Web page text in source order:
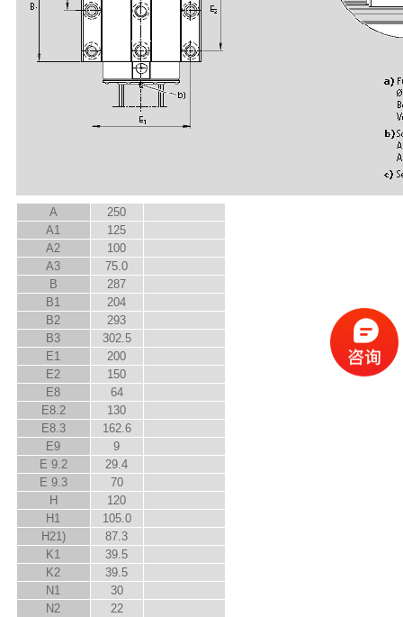
A
250
A1
125
A2
100
A3
75.0
B
287
B1
204
B2
293
B3
302.5
E1
200
E2
150
E8
64
E8.2
130
E8.3
162.6
E9
9
E 9.2
29.4
E 9.3
70
H
120
H 1
105.0
H21)
87.3
K1
39.5
K2
39.5
N1
30
N2
22